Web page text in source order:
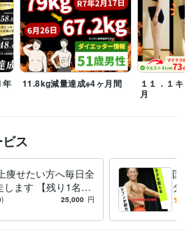
に返信
た時間に返信
ため返信は21時以降
: 3年
講師・インストラクター 経験年数 : 17年
ナー
年
11.8kg減量達成※4ヶ月間
１１．１キ
月
ス
痩せたい方へ毎日全
します 【残り1名
42,000円 →25,000
25,000 円
国家
ダイ
分で